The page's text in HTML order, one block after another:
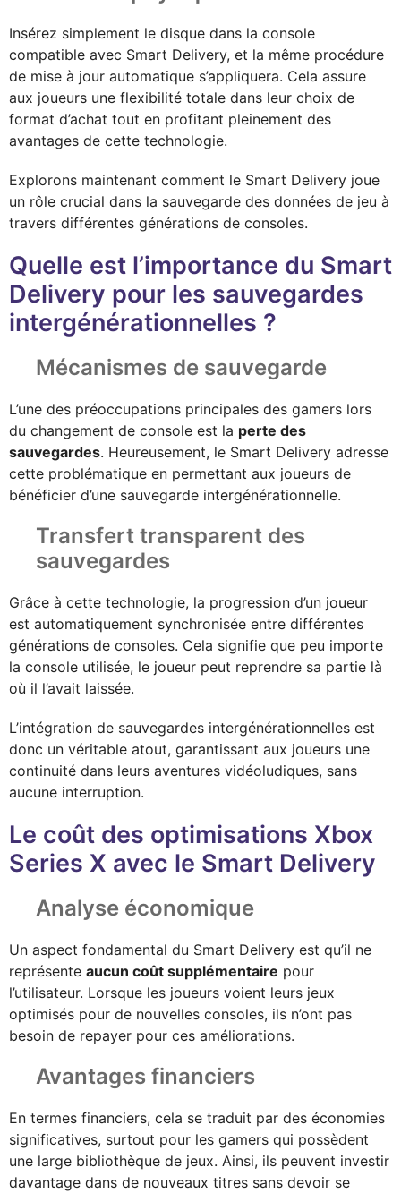
Insérez simplement le disque dans la console
compatible avec Smart Delivery, et la même procédure
de mise à jour automatique s’appliquera. Cela assure
aux joueurs une flexibilité totale dans leur choix de
format d’achat tout en profitant pleinement des
avantages de cette technologie.
Explorons maintenant comment le Smart Delivery joue
un rôle crucial dans la sauvegarde des données de jeu à
travers différentes générations de consoles.
Quelle est l’importance du Smart
Delivery pour les sauvegardes
intergénérationnelles ?
Mécanismes de sauvegarde
L’une des préoccupations principales des gamers lors
du changement de console est la perte des
sauvegardes. Heureusement, le Smart Delivery adresse
cette problématique en permettant aux joueurs de
bénéficier d’une sauvegarde intergénérationnelle.
Transfert transparent des
sauvegardes
Grâce à cette technologie, la progression d’un joueur
est automatiquement synchronisée entre différentes
générations de consoles. Cela signifie que peu importe
la console utilisée, le joueur peut reprendre sa partie là
où il l’avait laissée.
L’intégration de sauvegardes intergénérationnelles est
donc un véritable atout, garantissant aux joueurs une
continuité dans leurs aventures vidéoludiques, sans
aucune interruption.
Le coût des optimisations Xbox
Series X avec le Smart Delivery
Analyse économique
Un aspect fondamental du Smart Delivery est qu’il ne
représente aucun coût supplémentaire pour
l’utilisateur. Lorsque les joueurs voient leurs jeux
optimisés pour de nouvelles consoles, ils n’ont pas
besoin de repayer pour ces améliorations.
Avantages financiers
En termes financiers, cela se traduit par des économies
significatives, surtout pour les gamers qui possèdent
une large bibliothèque de jeux. Ainsi, ils peuvent investir
davantage dans de nouveaux titres sans devoir se